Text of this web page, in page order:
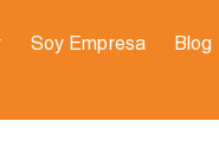
Soy Empresa Blog